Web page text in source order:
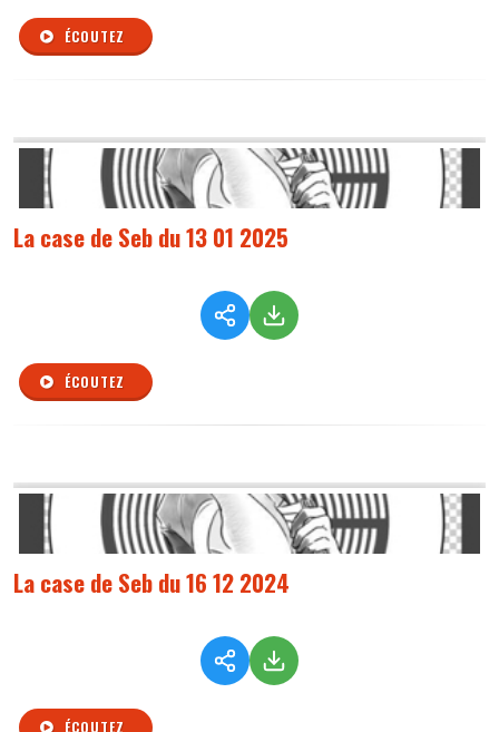
ÉCOUTEZ
La case de Seb du 13 01 2025
ÉCOUTEZ
La case de Seb du 16 12 2024
ÉCOUTEZ